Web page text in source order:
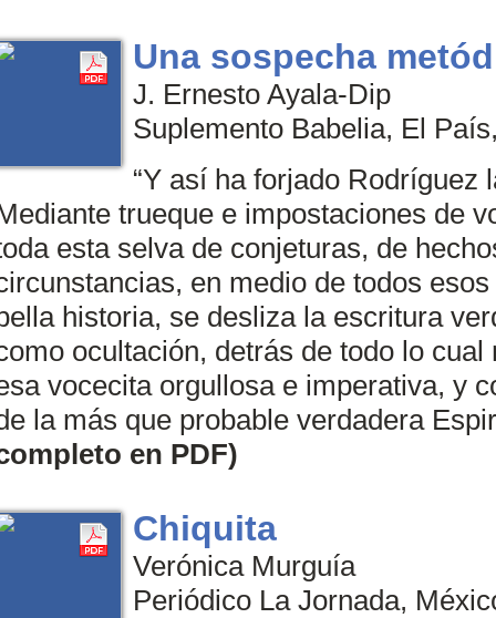
Una sospecha
J. Ernesto Ayala-Dip
Suplemento Babelia, El
“Y así ha forjado Rodríguez
trueque e impostaciones de
esta selva de conjeturas, de
en medio de todos
historia, se desliza la escritura
ocultación, detrás de todo lo
vocecita orgullosa e imperativa, y
la más que probable verdadera
en PDF)
Chiquita
Verónica Murguí­a
Periódico La Jornada,